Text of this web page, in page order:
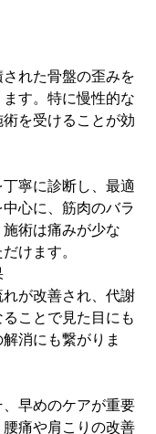
れた骨盤の歪みを
す。特に慢性的な
を受けることが効
寧に診断し、最適
心に、筋肉のバラ
術は痛みが少な
けます。
が改善され、代謝
ことで見た目にも
消にも繋がりま
早めのケアが重要
痛や肩こりの改善